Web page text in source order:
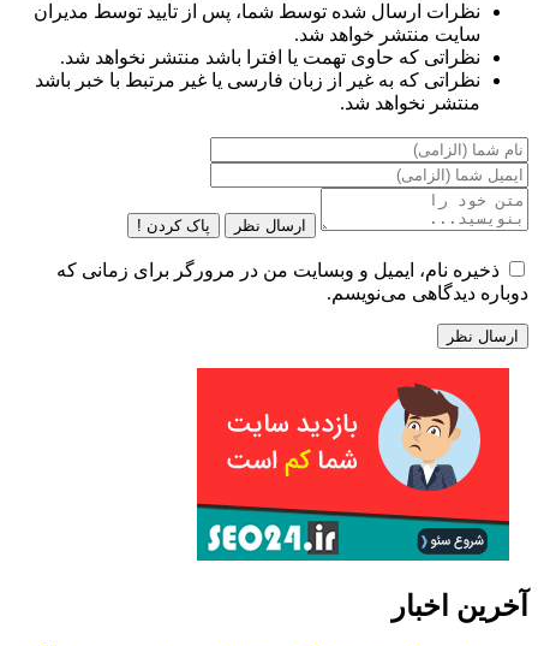
نظرات ارسال شده توسط شما، پس از تایید توسط مدیران
سایت منتشر خواهد شد.
نظراتی که حاوی تهمت یا افترا باشد منتشر نخواهد شد.
نظراتی که به غیر از زبان فارسی یا غیر مرتبط با خبر باشد
منتشر نخواهد شد.
ارسال نظر پاک کردن !
ذخیره نام، ایمیل و وبسایت من در مرورگر برای زمانی که
دوباره دیدگاهی می‌نویسم.
آخرین اخبار